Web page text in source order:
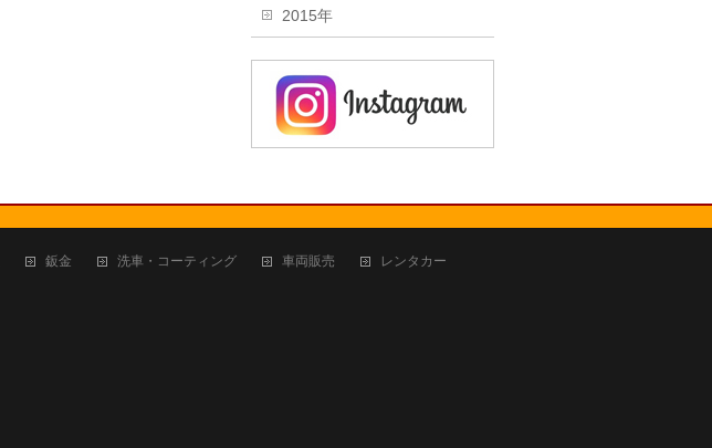
2015年
鈑金 洗車・コーティング 車両販売
レンタカー